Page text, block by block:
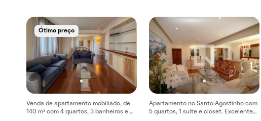
Ótimo preço
Venda de apartamento mobiliado, de
140 m² com 4 quartos, 3 banheiros e 2
Apartamento no Santo Agostinho com
5 quartos, 1 suíte e closet. Excelente